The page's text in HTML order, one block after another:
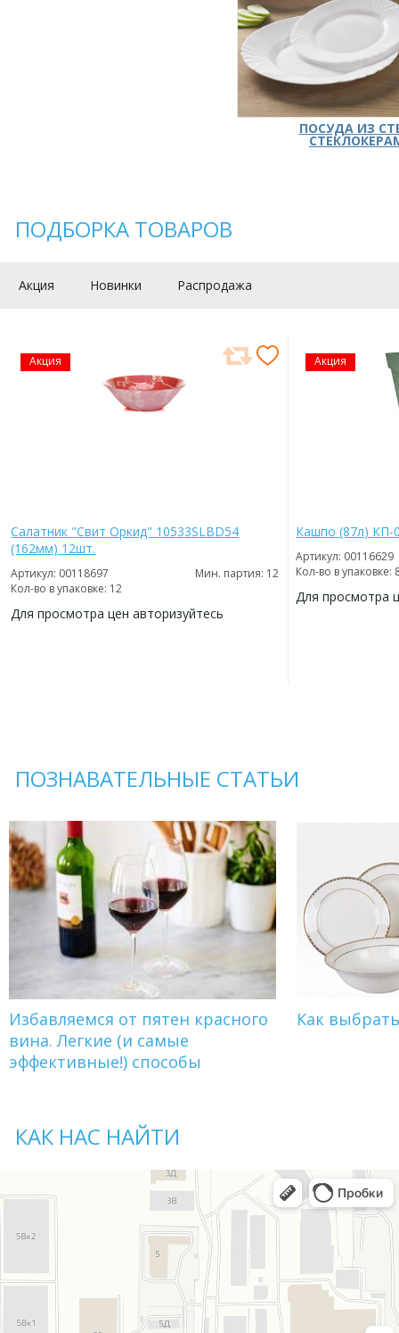
ПОСУДА ИЗ
ПОДБОРКА ТОВАРОВ
Акция Новинки Распродажа
Акция
Салатник "Свит Оркид" 10533SLBD54
(162мм) 12шт.
Артикул: 00118697
Мин. партия: 12
Кол-во в упаковке: 12
Для просмотра цен авторизуйтесь
Акция
Кашпо (87л) КП-
Артикул: 00116629
Кол-во в упаковке:
Для просмотра
ПОЗНАВАТЕЛЬНЫЕ СТАТЬИ
Избавляемся от пятен красного
вина. Легкие (и самые
эффективные!) способы
Как
КАК НАС НАЙТИ